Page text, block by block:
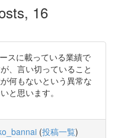
16
スに載っている業績で
、言い切っていること
何もないという異常な
と思います。
(投稿一覧)